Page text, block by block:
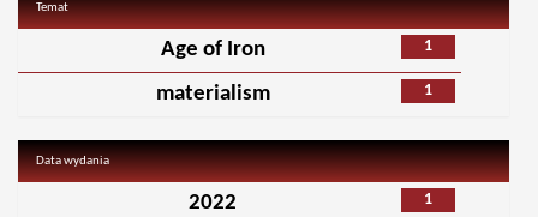
Temat
1
Age of Iron
1
materialism
Data wydania
1
2022